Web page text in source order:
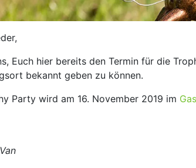
Euch hier bereits den Termin für die
bekannt geben zu können.
Party wird am 16. November 2019 im